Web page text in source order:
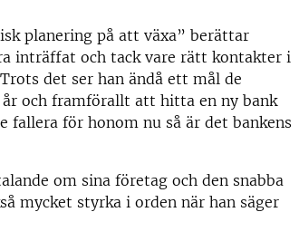
planering på att växa” berättar
inträffat och tack vare rätt kontakter i
det ser han ändå ett mål de
och framförallt att hitta en ny bank
för honom nu så är det bankens
om sina företag och den snabba
mycket styrka i orden när han säger